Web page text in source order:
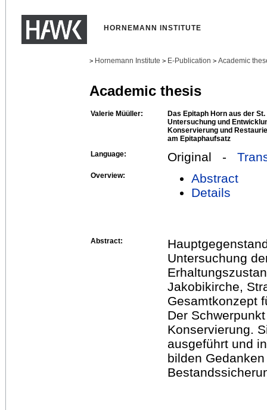
HORNEMANN INSTITUTE
> Hornemann Institute > E-Publication > Academic
Academic thesis
Valerie Müüller:
Das Epitaph Horn aus der
Untersuchung und
Konservierung und
am Epitaphaufsatz
Language:
Original -
Overview:
Abstract
Details
Abstract:
Untersuchung
Jakobikirche,
Gesamtkonzept
Der
Konservierung.
ausgeführt und
bilden